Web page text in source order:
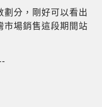
劃分，剛好可以看出
市場銷售這段期間站